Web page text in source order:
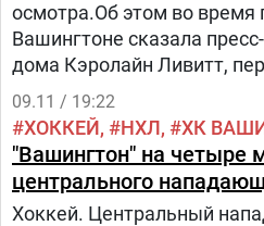
осмотра.Об этом во время
Вашингтоне сказала
дома Кэролайн Ливитт,
09.11 / 19:22
ХОККЕЙ НХЛ ХК
"Вашингтон" на четыре
центрального
Хоккей. Центральный